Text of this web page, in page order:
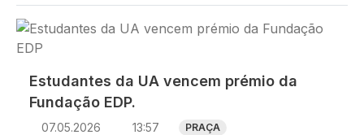
Imagem
Estudantes da UA vencem prémio da
Fundação EDP.
07.05.2026 13:57 PRAÇA